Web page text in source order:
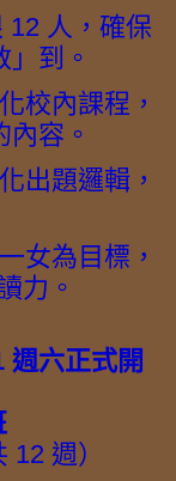
12 人，確保
到。
校內課程，
容。
出題邏輯，
女為目標，
力。
週六正式開
週）